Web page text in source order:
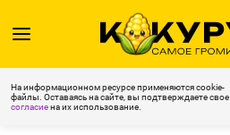
На информационном ресурсе применяются cookie-
файлы. Оставаясь на сайте, вы подтверждаете свое
согласиена их использование.